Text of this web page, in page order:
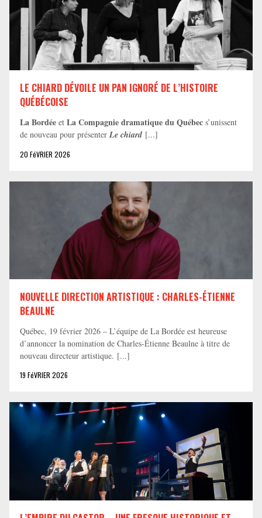
LE CHIARD DÉVOILE UN PAN IGNORÉ DE L’HISTOIRE
QUÉBÉCOISE
La Bordée et La Compagnie dramatique du Québec s’unissent
de nouveau pour présenter Le chiard [...]
20 FéVRIER 2026
NOUVELLE DIRECTION ARTISTIQUE : CHARLES-ÉTIENNE
BEAULNE
Québec, 19 février 2026 – L’équipe de La Bordée est heureuse
d’annoncer la nomination de Charles-Étienne Beaulne à titre de
nouveau directeur artistique. [...]
19 FéVRIER 2026